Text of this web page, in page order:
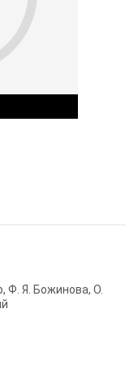
Ф. Я. Божинова, О.